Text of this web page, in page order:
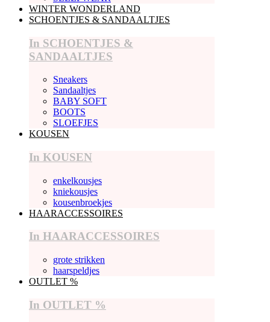
WINTER WONDERLAND
SCHOENTJES & SANDAALTJES
In SCHOENTJES &
SANDAALTJES
Sneakers
Sandaaltjes
BABY SOFT
BOOTS
SLOEFJES
KOUSEN
In KOUSEN
enkelkousjes
kniekousjes
kousenbroekjes
HAARACCESSOIRES
In HAARACCESSOIRES
grote strikken
haarspeldjes
OUTLET %
In OUTLET %